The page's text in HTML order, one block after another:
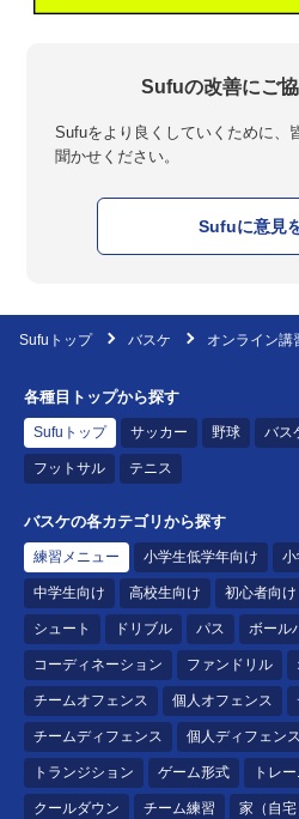
Sufuの改善にご
Sufuをより良くしていくために、
聞かせください。
Sufuに意見
Sufuトップ バスケ オンライン講
各種目トップから探す
Sufuトップ サッカー 野球 バス
フットサル テニス
バスケの各カテゴリから探す
練習メニュー 小学生低学年向け 小
中学生向け 高校生向け 初心者向け
シュート ドリブル パス ボール
コーディネーション ファンドリル
チームオフェンス 個人オフェンス
チームディフェンス 個人ディフェンス
トランジション ゲーム形式 トレ
クールダウン チーム練習 家（自